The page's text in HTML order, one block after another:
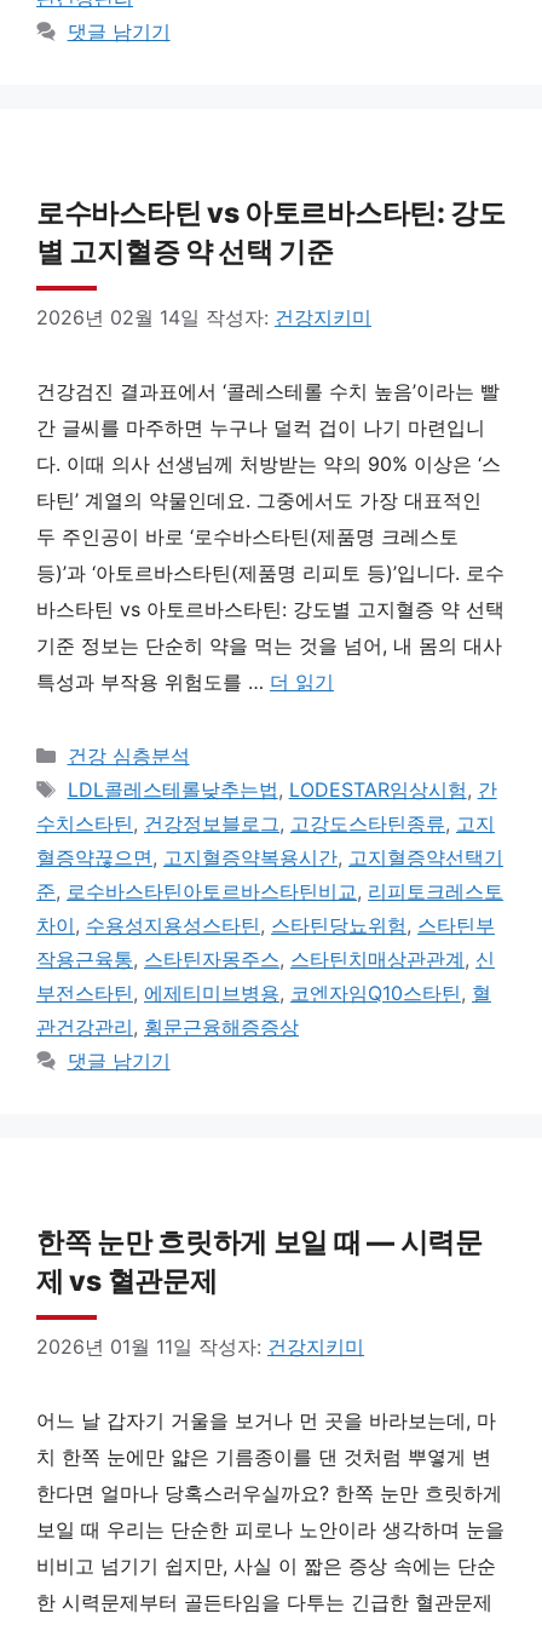
댓글 남기기
로수바스타틴 vs 아토르바스타틴: 강도
별 고지혈증 약 선택 기준
2026년 02월 14일 작성자: 건강지키미
건강검진 결과표에서 ‘콜레스테롤 수치 높음’이라는 빨
간 글씨를 마주하면 누구나 덜컥 겁이 나기 마련입니
다. 이때 의사 선생님께 처방받는 약의 90% 이상은 ‘스
타틴’ 계열의 약물인데요. 그중에서도 가장 대표적인
두 주인공이 바로 ‘로수바스타틴(제품명 크레스토
등)’과 ‘아토르바스타틴(제품명 리피토 등)’입니다. 로수
바스타틴 vs 아토르바스타틴: 강도별 고지혈증 약 선택
기준 정보는 단순히 약을 먹는 것을 넘어, 내 몸의 대사
특성과 부작용 위험도를 … 더 읽기
카
테
고
리
건강 심층분석
태
그
LDL콜레스테롤낮추는법, LODESTAR임상시험, 간
수치스타틴, 건강정보블로그, 고강도스타틴종류, 고지
혈증약끊으면, 고지혈증약복용시간, 고지혈증약선택기
준, 로수바스타틴아토르바스타틴비교, 리피토크레스토
차이, 수용성지용성스타틴, 스타틴당뇨위험, 스타틴부
작용근육통, 스타틴자몽주스, 스타틴치매상관관계, 신
부전스타틴, 에제티미브병용, 코엔자임Q10스타틴, 혈
관건강관리, 횡문근융해증증상
댓글 남기기
한쪽 눈만 흐릿하게 보일 때 — 시력문
제 vs 혈관문제
2026년 01월 11일 작성자: 건강지키미
어느 날 갑자기 거울을 보거나 먼 곳을 바라보는데, 마
치 한쪽 눈에만 얇은 기름종이를 댄 것처럼 뿌옇게 변
한다면 얼마나 당혹스러우실까요? 한쪽 눈만 흐릿하게
보일 때 우리는 단순한 피로나 노안이라 생각하며 눈을
비비고 넘기기 쉽지만, 사실 이 짧은 증상 속에는 단순
한 시력문제부터 골든타임을 다투는 긴급한 혈관문제